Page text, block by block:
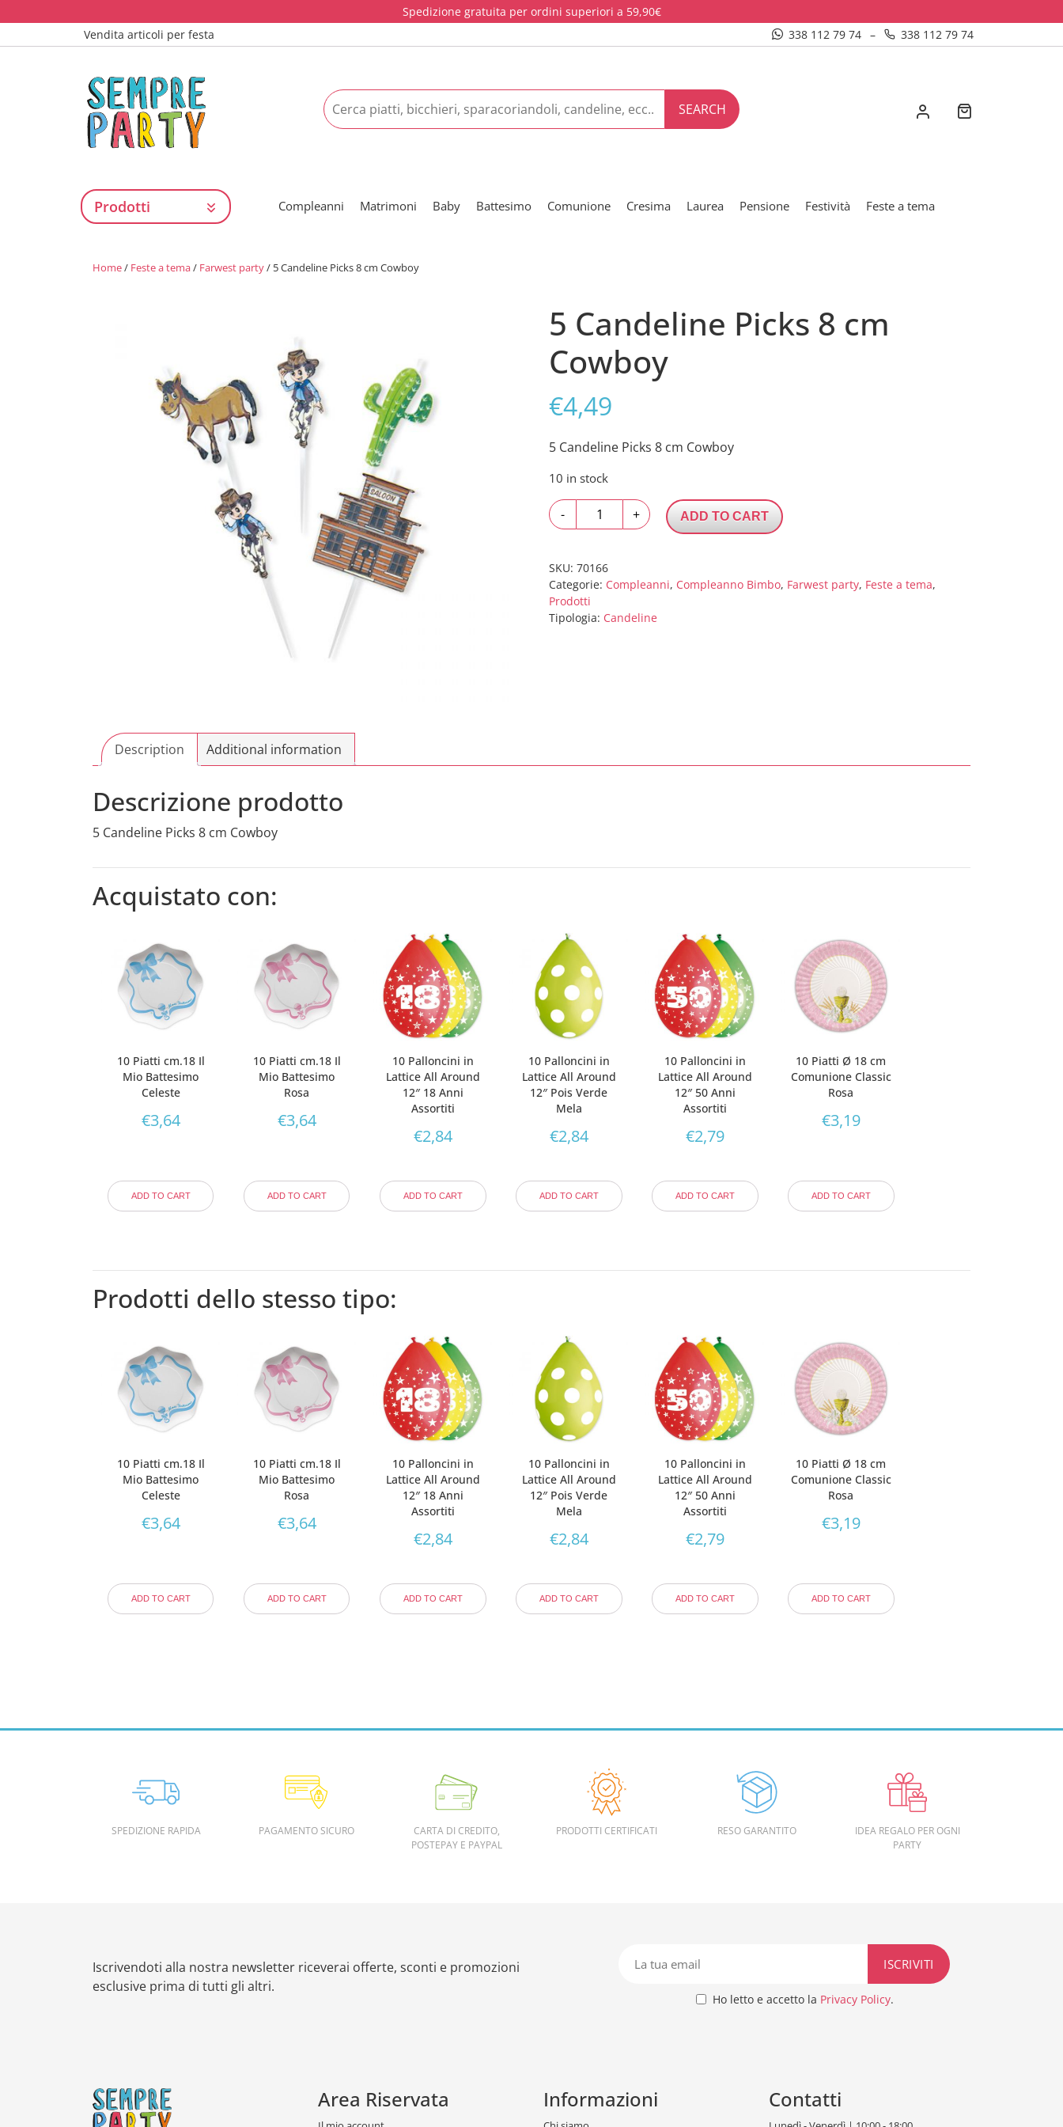
Spedizione gratuita per ordini superiori a 59,90€
Vendita articoli per festa
338 112 79 74 – 338 112 79 74
SEARCH
Prodotti Compleanni Matrimoni Baby Battesimo Comunione Cresima Laurea Pensione Festività Feste a tema
Home/ Feste a tema/ Farwest party/ 5 Candeline Picks 8 cm Cowboy
5 Candeline Picks 8 cm
Cowboy
€4,49
5 Candeline Picks 8 cm Cowboy
10 in stock
-
Candeline
8
cm
Cowboy
quantity
+ ADD TO CART
SKU:70166
Categorie: Compleanni, Compleanno Bimbo, Farwest party, Feste a tema,
Prodotti
Tipologia: Candeline
Description Additional information
Descrizione prodotto
5 Candeline Picks 8 cm Cowboy
Acquistato con:
10 Piatti cm.18 Il
Mio Battesimo
Celeste
€3,64
ADD TO CART
10 Piatti cm.18 Il
Mio Battesimo
Rosa
€3,64
ADD TO CART
10 Palloncini in
Lattice All Around
12″ 18 Anni
Assortiti
€2,84
ADD TO CART
10 Palloncini in
Lattice All Around
12″ Pois Verde
Mela
€2,84
ADD TO CART
10 Palloncini in
Lattice All Around
12″ 50 Anni
Assortiti
€2,79
ADD TO CART
10 Piatti Ø 18 cm
Comunione Classic
Rosa
€3,19
ADD TO CART
Prodotti dello stesso tipo:
10 Piatti cm.18 Il
Mio Battesimo
Celeste
€3,64
ADD TO CART
10 Piatti cm.18 Il
Mio Battesimo
Rosa
€3,64
ADD TO CART
10 Palloncini in
Lattice All Around
12″ 18 Anni
Assortiti
€2,84
ADD TO CART
10 Palloncini in
Lattice All Around
12″ Pois Verde
Mela
€2,84
ADD TO CART
10 Palloncini in
Lattice All Around
12″ 50 Anni
Assortiti
€2,79
ADD TO CART
10 Piatti Ø 18 cm
Comunione Classic
Rosa
€3,19
ADD TO CART
SPEDIZIONE RAPIDA PAGAMENTO SICURO
CARTA DI CREDITO,
POSTEPAY E PAYPAL
PRODOTTI CERTIFICATI RESO GARANTITO
IDEA REGALO PER OGNI
PARTY
Iscrivendoti alla nostra newsletter riceverai offerte, sconti e promozioni
esclusive prima di tutti gli altri.
Ho letto e accetto la Privacy Policy.
Area Riservata Informazioni Contatti